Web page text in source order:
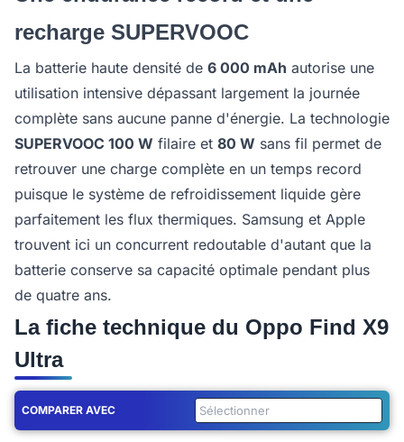
recharge SUPERVOOC
La batterie haute densité de 6 000 mAh autorise une
utilisation intensive dépassant largement la journée
complète sans aucune panne d'énergie. La technologie
SUPERVOOC 100 W filaire et 80 W sans fil permet de
retrouver une charge complète en un temps record
puisque le système de refroidissement liquide gère
parfaitement les flux thermiques. Samsung et Apple
trouvent ici un concurrent redoutable d'autant que la
batterie conserve sa capacité optimale pendant plus
de quatre ans.
La fiche technique du Oppo Find X9
Ultra
COMPARER AVEC